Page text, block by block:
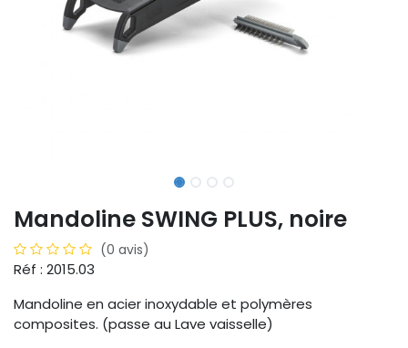
Mandoline SWING PLUS, noire
(0 avis)
Réf : 2015.03
Mandoline en acier inoxydable et polymères
composites. (passe au Lave vaisselle)